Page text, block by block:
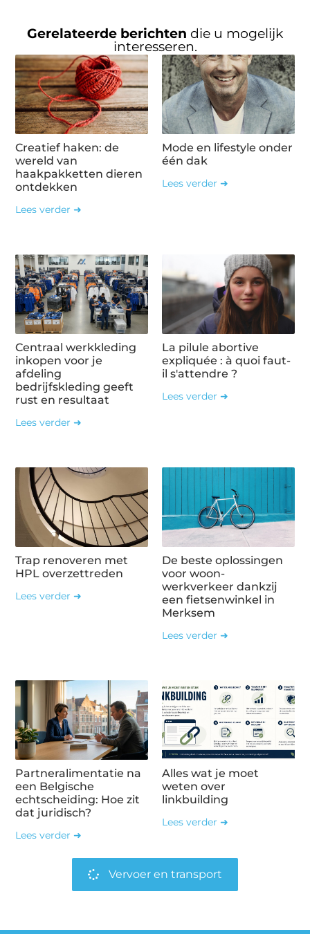
Gerelateerde berichten die u mogelijk
interesseren.
Creatief haken: de
wereld van
haakpakketten dieren
ontdekken
Lees verder ➜
Mode en lifestyle onder
één dak
Lees verder ➜
Centraal werkkleding
inkopen voor je
afdeling
bedrijfskleding geeft
rust en resultaat
Lees verder ➜
La pilule abortive
expliquée : à quoi faut-
il s'attendre ?
Lees verder ➜
Trap renoveren met
HPL overzettreden
Lees verder ➜
De beste oplossingen
voor woon-
werkverkeer dankzij
een fietsenwinkel in
Merksem
Lees verder ➜
Partneralimentatie na
een Belgische
echtscheiding: Hoe zit
dat juridisch?
Lees verder ➜
Alles wat je moet
weten over
linkbuilding
Lees verder ➜
Vervoer en transport